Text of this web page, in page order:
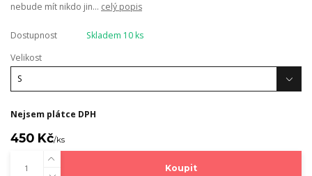
nebude mít nikdo jin... celý popis
Dostupnost
Skladem 10 ks
Velikost
Nejsem plátce DPH
450 Kč/ks
Koupit